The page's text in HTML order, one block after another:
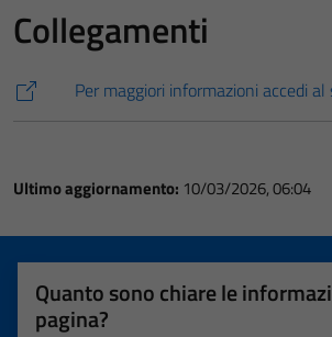
Collegamenti
Per maggiori informazioni accedi
Ultimo aggiornamento: 10/03/2026, 06:04
Quanto sono chiare le
pagina?